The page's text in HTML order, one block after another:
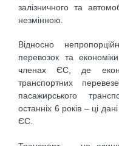
залізничного та
незмінною.
Відносно
перевозок та
членах ЄС, де
транспортних
пасажирського
останніх 6 років – ці
ЄС.